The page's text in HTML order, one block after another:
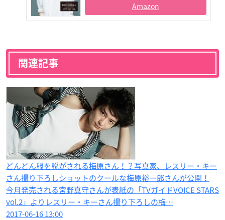
Amazon
関連記事
どんどん服を脱がされる梅原さん！？写真家、レスリー・キー
さん撮り下ろしショットのクールな梅原裕一郎さんが公開！
今月発売される宮野真守さんが表紙の「TVガイドVOICE STARS
vol.2」よりレスリー・キーさん撮り下ろしの梅…
2017-06-16 13:00